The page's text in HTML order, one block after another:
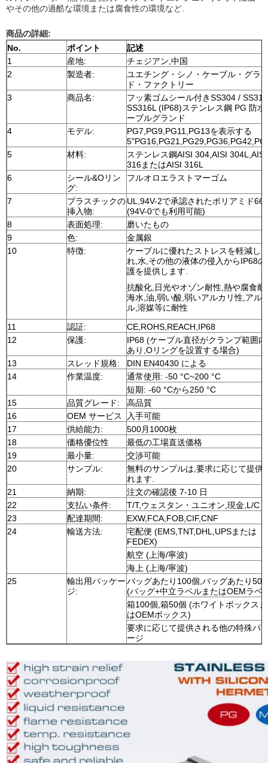
やその他の過酷な環境または腐食性の環境など.
商品の詳細:
No.
ポイント
記述
1
産地:
チェジアン,中国
2
製造者:
ユエチング・シノ・ケーブル・グラ
ド・ファクトリー
3
商品名:
フッ素ゴムシール付きSS304 /
SS316L (IP68)ステンレス鋼 PG 防水
ーブルグランド
4
モデル:
PG7,PG9,PG11,PG13を表示する
5
材料:
ステンレス鋼AISI 304,AISI 304L,AISI
316またはAISI 316L
6
シール&Oリン
グ:
フルオロエラストマーゴム
7
プラスチックの
挿入物:
UL,94V-2で承認されたポリアミド66
(94V-0でも利用可能)
8
表面処理:
磨いたもの
9
色:
金属銀
10
特徴:
ケーブルに優れたストレスを軽減し,
れ,水,その他の液体の侵入からIP68の
護を提供します.
抗酸化,日光やオゾン耐性,熱や腐食耐
海水,油,弱い酸,弱いアルカリ性,アル
ル,溶媒等に耐性
11
認証:
CE,ROHS,REACH,IP68
12
保護:
IP68 (ケーブル直径がクランプ範囲
あり,Oリングを設置する場合)
13
スレッド規格:
DIN EN40430 による
14
作業温度:
通常使用: -50 °C~200 °C
短期: -60 °Cから250 °C
15
品質グレード:
高品質
16
OEM サービス
入手可能
17
供給能力:
500月1000枚
18
価格優位性
最低の工場直送価格
19
最小量:
交渉可能
20
サンプル:
無料のサンプルは,要求に応じて提供
れます.
21
納期:
注文の確認後 7-10 日
22
支払い条件:
T/T,ウェスタン・ユニオン,現金,L/C
23
配達期間:
EXW,FCA,FOB,CIF,CNF
24
輸送方法:
宅配便 (EMS,TNT,DHL,UPSまたは
FEDEX)
航空 (上海/寧波)
海上 (上海/寧波)
25
輸出用パッケー
ジ:
バッグあたり100個,バッグあたり50
(バッグ+中立ラベルまたはOEMラベ
箱100個,箱50個 (ホワイトボックス
はOEMボックス)
要求に応じて提供される他の特殊パ
ージ